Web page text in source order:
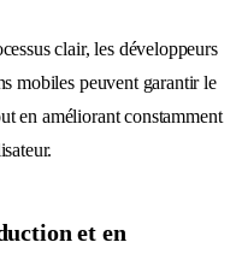
clair, les développeurs
mobiles peuvent garantir le
en améliorant constamment
et en